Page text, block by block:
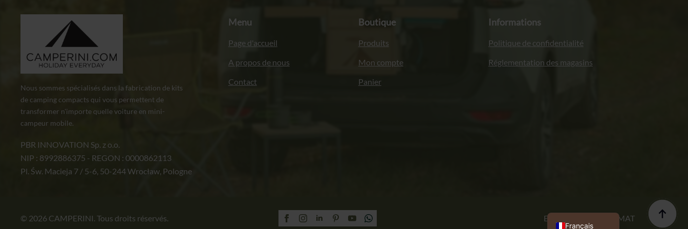
Nous sommes spécialisés dans la fabrication de kits
de camping compacts qui vous permettent de
transformer n'importe quelle voiture en mini-
campeur mobile.
PBR INNOVATION Sp. z o.o.
NIP : 8992886375 - REGON : 0000862113
Pl. Św. Macieja 7 / 5-6, 50-244 Wrocław, Pologne
Menu
Page d'accueil
A propos de nous
Contact
Boutique
Produits
Mon compte
Panier
Informations
Politique de confidentialité
Réglementation des magasins
© 2026 CAMPERINI. Tous droits réservés. Exécution : PROFORMAT
Français
Polski